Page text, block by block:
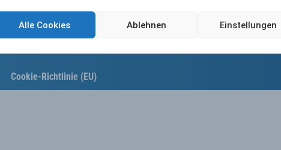
Alle Cookies Ablehnen Einstellungen
Cookie-Richtlinie (EU)